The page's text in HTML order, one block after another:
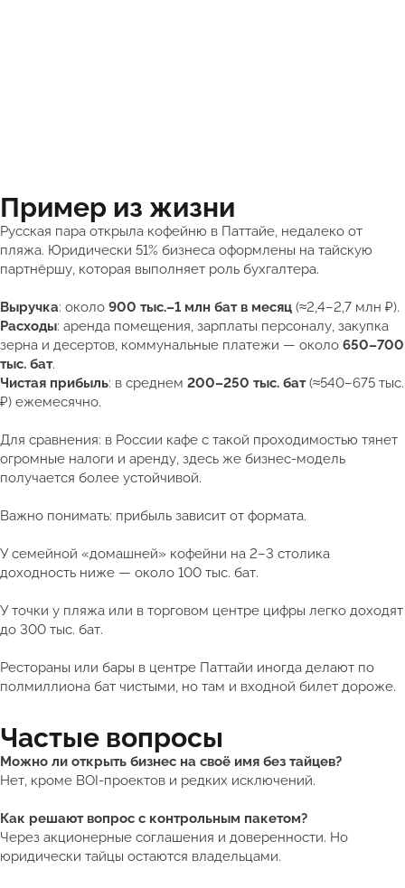
Пример из жизни
Русская пара открыла кофейню в Паттайе, недалеко от
пляжа. Юридически 51% бизнеса оформлены на тайскую
партнёршу, которая выполняет роль бухгалтера.
Выручка: около 900 тыс.–1 млн бат в месяц (≈2,4–2,7 млн ₽).
Расходы: аренда помещения, зарплаты персоналу, закупка
зерна и десертов, коммунальные платежи — около 650–700
тыс. бат.
Чистая прибыль: в среднем 200–250 тыс. бат(≈540–675 тыс.
₽) ежемесячно.
Для сравнения: в России кафе с такой проходимостью тянет
огромные налоги и аренду, здесь же бизнес-модель
получается более устойчивой.
Важно понимать: прибыль зависит от формата.
У семейной «домашней» кофейни на 2–3 столика
доходность ниже — около 100 тыс. бат.
У точки у пляжа или в торговом центре цифры легко доходят
до 300 тыс. бат.
Рестораны или бары в центре Паттайи иногда делают по
полмиллиона бат чистыми, но там и входной билет дороже.
Частые вопросы
Можно ли открыть бизнес на своё имя без тайцев?
Нет, кроме BOI-проектов и редких исключений.
Как решают вопрос с контрольным пакетом?
Через акционерные соглашения и доверенности. Но
юридически тайцы остаются владельцами.